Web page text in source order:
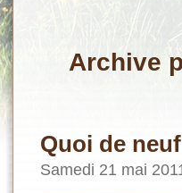
Archive
Quoi de
Samedi 21 mai